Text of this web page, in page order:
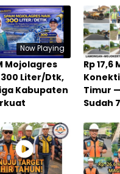
Now Playing
Mojolagres
Liter/Dtk,
Kabupaten
Rp
Timur
Sudah